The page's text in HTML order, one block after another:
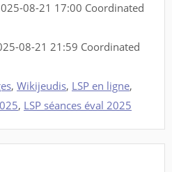
08-21 17:00 Coordinated
08-21 21:59 Coordinated
, Wikijeudis, LSP en ligne,
, LSP séances éval 2025